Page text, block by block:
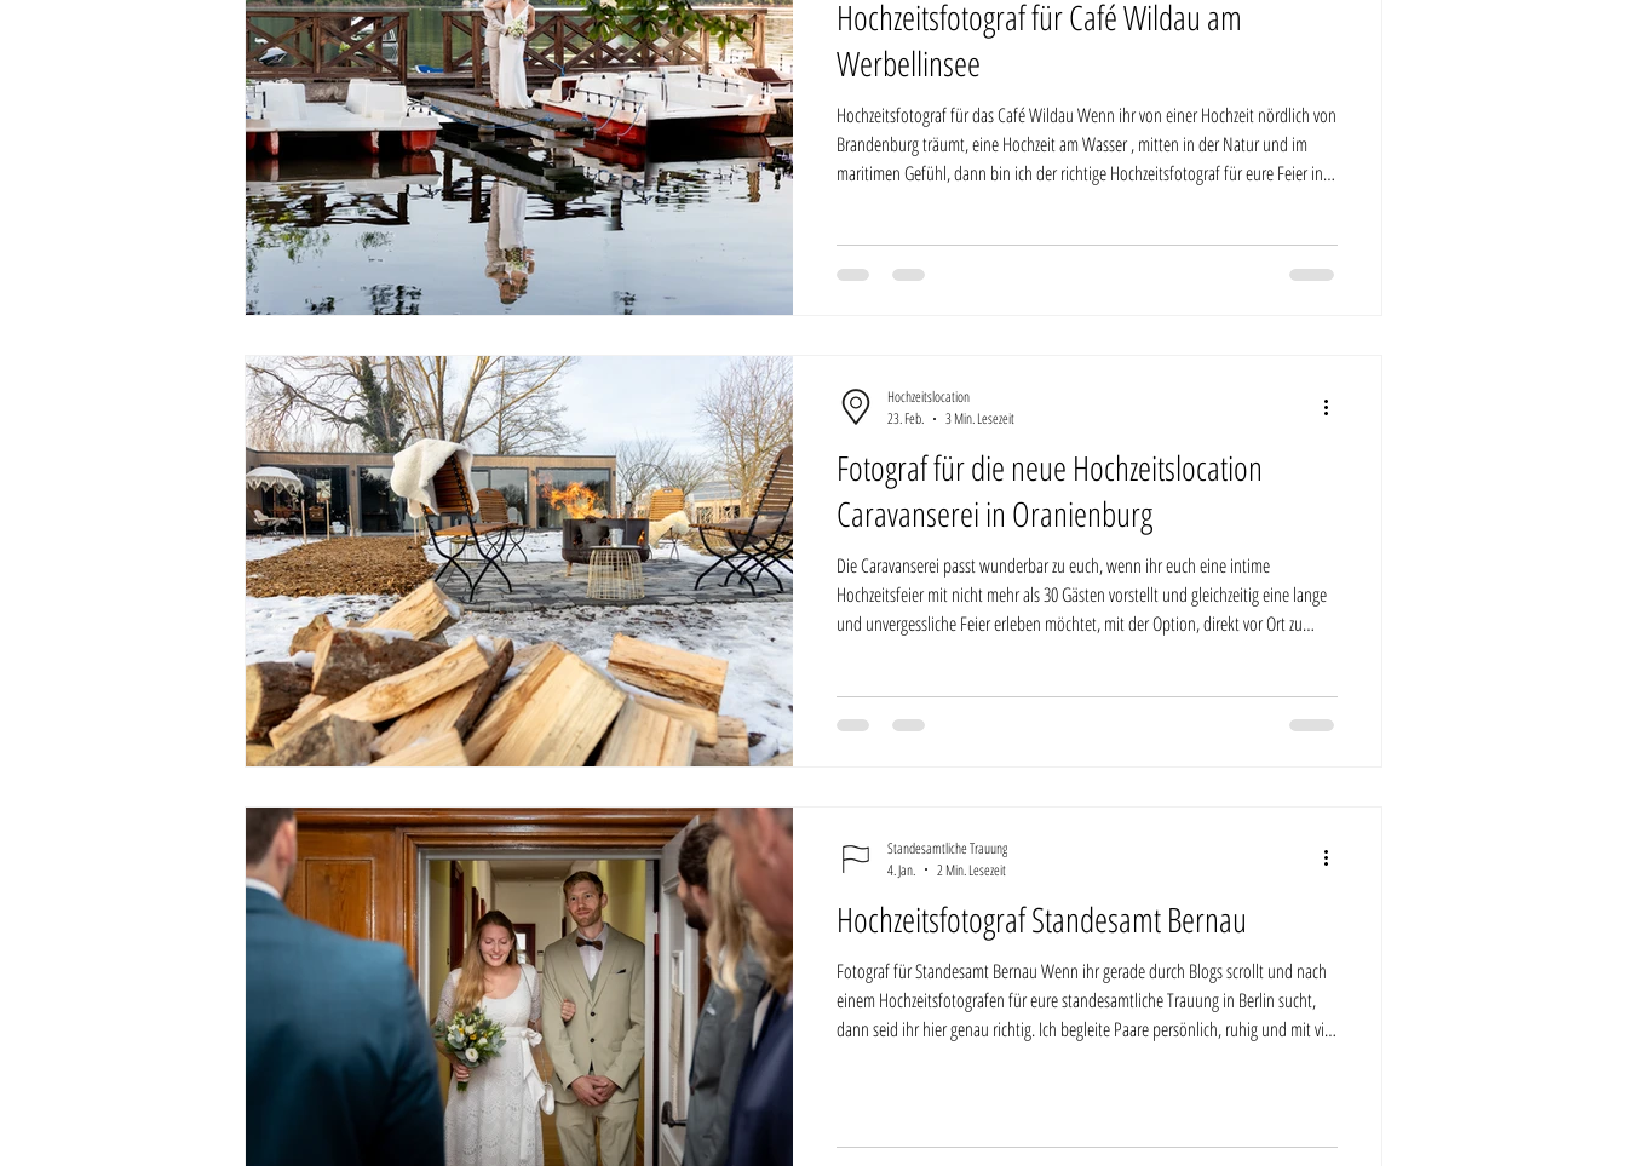
Hochzeitsfotograf für Café Wildau am
Werbellinsee
Hochzeitsfotograf für das Café Wildau Wenn ihr von einer Hochzeit nördlich von
Brandenburg träumt, eine Hochzeit am Wasser , mitten in der Natur und im
maritimen Gefühl, dann bin ich der richtige Hochzeitsfotograf für eure Feier in
an ihrem wi
Fotograf für die neue Hochzeitslocation
Caravanserei in Oranienburg
Die Caravanserei passt wunderbar zu euch, wenn ihr euch eine intime
Hochzeitsfeier mit nicht mehr als 30 Gästen vorstellt und gleichzeitig eine lange
und unvergessliche Feier erleben möchtet, mit der Option, direkt vor Ort zu
Hochzeitslocation
23. Feb.
3 Min. Lesezeit
Hochzeitsfotograf Standesamt Bernau
Fotograf für Standesamt Bernau Wenn ihr gerade durch Blogs scrollt und nach
einem Hochzeitsfotografen für eure standesamtliche Trauung in Berlin sucht,
dann seid ihr hier genau richtig. Ich begleite Paare persönlich, ruhig und mit viel
mich lest
Standesamtliche Trauung
4. Jan.
2 Min. Lesezeit